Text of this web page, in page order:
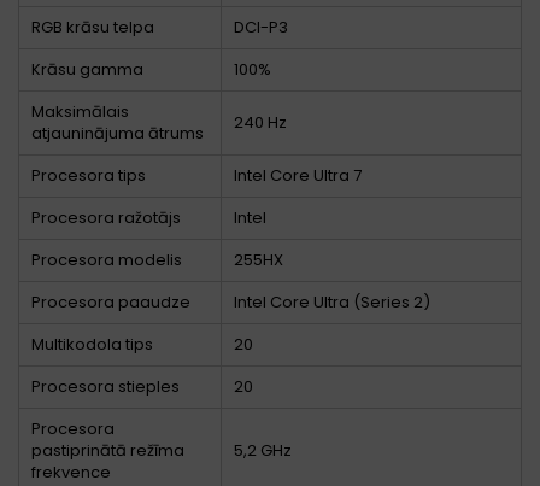
RGB krāsu telpa
DCI-P3
Krāsu gamma
100%
Maksimālais
atjauninājuma ātrums
240 Hz
Procesora tips
Intel Core Ultra 7
Procesora ražotājs
Intel
Procesora modelis
255HX
Procesora paaudze
Intel Core Ultra (Series 2)
Multikodola tips
20
Procesora stieples
20
Procesora
pastiprinātā režīma
frekvence
5,2 GHz